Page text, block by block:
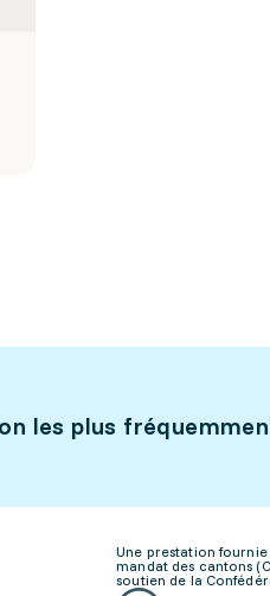
les plus
Une prestation fournie
mandat des cantons
soutien de la